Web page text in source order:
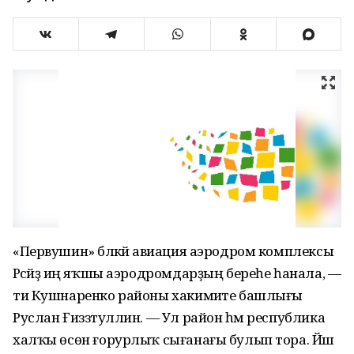
«Первушин» бәләкәй авиация аэродром комплексы
Рәсәйҙә иң яҡшы аэродромдарҙың береһе һанала, —
ти Кушнаренко районы хакимиәте башлығы
Руслан Ғиззәтуллин. — Ул район һәм республика
халҡы өсөн ғорурлыҡ сығанағы булып тора. Йәш